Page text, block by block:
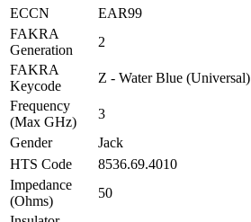
ECCN
EAR99
FAKRA
Generation
2
FAKRA
Keycode
Z - Water Blue (Universal)
Frequency
(Max GHz)
3
Gender
Jack
HTS Code
8536.69.4010
Impedance
(Ohms)
50